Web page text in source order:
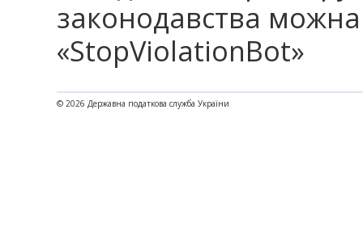
законодавства
«StopViolationBot»
© 2026 Державна податкова служба України